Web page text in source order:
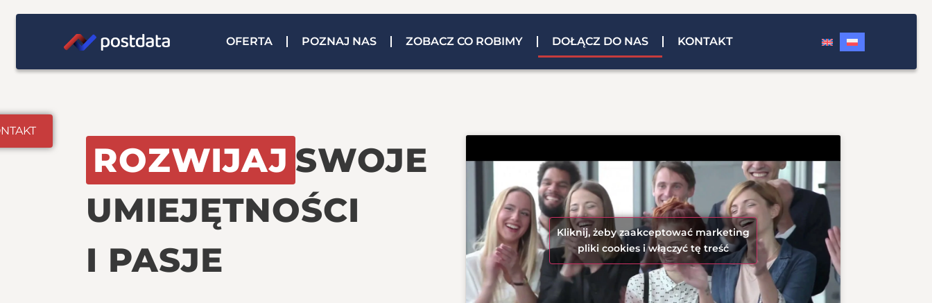
OFERTA POZNAJ NAS ZOBACZ CO ROBIMY DOŁĄCZ DO NAS KONTAKT
ROZWIJAJ SWOJE
UMIEJĘTNOŚCI
I PASJE
Kliknij, żeby zaakceptować marketing
pliki cookies i włączyć tę treść